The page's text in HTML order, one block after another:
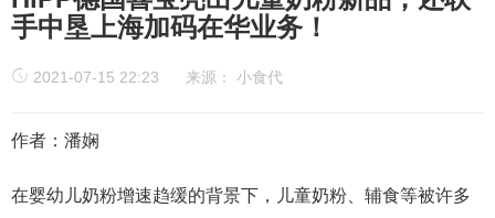
手中垦上海加码在华业务！
2021-07-15 22:23 来源： 小食代
作者：潘娴
在婴幼儿奶粉增速趋缓的背景下，儿童奶粉、辅食等被许多